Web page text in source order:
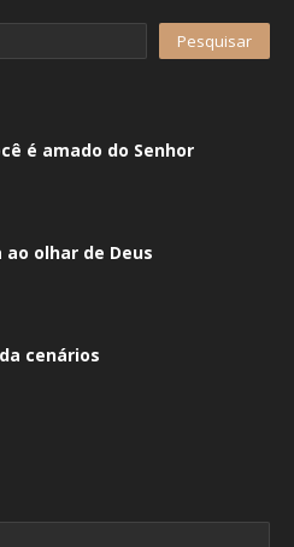
é amado do Senhor
ao olhar de Deus
cenários